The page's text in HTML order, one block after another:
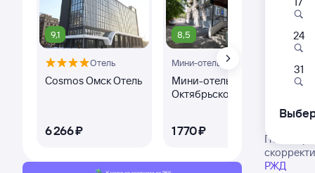
9,1
Отель
Cosmos Омск Отель
6 ⁠266 ⁠₽
8,5
Мини-отель
Мини-отель На
Октябрьской
1 ⁠770 ⁠₽
La
РЖД
24
31